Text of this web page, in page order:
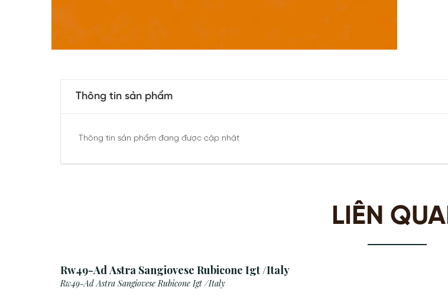
Thông tin sản phẩm
Thông tin sản phẩm đang được cập nhật
LIÊN
Rw49-Ad Astra Sangiovese Rubicone Igt /Italy
Rw49-Ad Astra Sangiovese Rubicone Igt /Italy